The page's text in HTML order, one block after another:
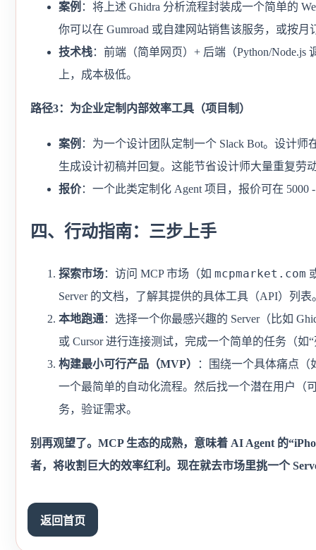
案例 ：将上述 Ghidra 分析流程封装成一个简单的
你可以在 Gumroad 或自建网站销售该服务，或按月
技术栈：前端（简单网页）+ 后端（Python/Node.js
上，成本极低。
路径3：为企业定制内部效率工具（项目制）
案例 ：为一个设计团队定制一个 Slack Bot。设计师
生成设计初稿并回复。这能节省设计师大量重复劳
报价：一个此类定制化 Agent 项目，报价可在 5000
四、行动指南：三步上手
探索市场：访问 MCP 市场（如 mcpmarket.com
Server 的文档，了解其提供的具体工具（API）列表
本地跑通：选择一个你最感兴趣的 Server（比如
或 Cursor 进行连接测试，完成一个简单的任务（如
构建最小可行产品（MVP）
：围绕一个具体痛点（
一个最简单的自动化流程。然后找一个潜在用户（
务，验证需求。
别再观望了。MCP 生态的成熟，意味着 AI Agent 的
者，将收割巨大的效率红利。现在就去市场里挑一个
返回首页